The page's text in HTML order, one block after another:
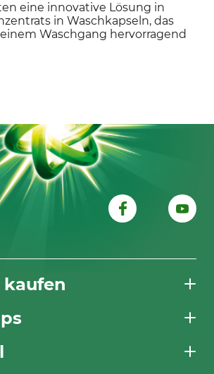
eine innovative Lösung in
in Waschkapseln, das
Waschgang hervorragend